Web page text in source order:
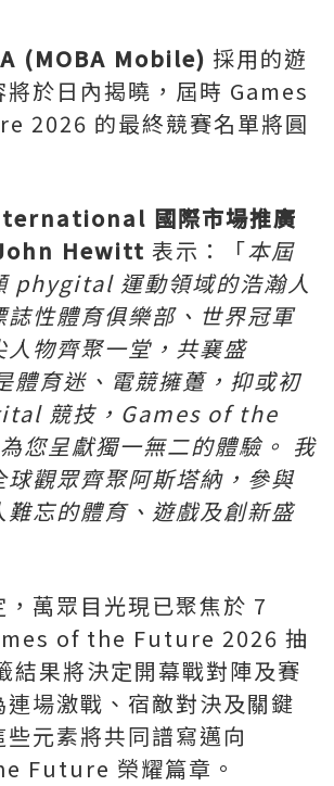
(MOBA Mobile) 採用的遊
將於日內揭曉，屆時 Games
2026 的最終競賽名單將圓
國際市場推廣
Hewitt 表示：「本屆
phygital 運動領域的浩瀚人
誌性體育俱樂部、世界冠軍
人物齊聚一堂，共襄盛
體育迷、電競擁躉，抑或初
競技， Games of the
您呈獻獨一無二的體驗。 我
球觀眾齊聚阿斯塔納，參與
難忘的體育、遊戲及創新盛
萬眾目光現已聚焦於 7
of the Future 2026 抽
結果將決定開幕戰對陣及賽
場激戰、宿敵對決及關鍵
元素將共同譜寫邁向
Future 榮耀篇章。